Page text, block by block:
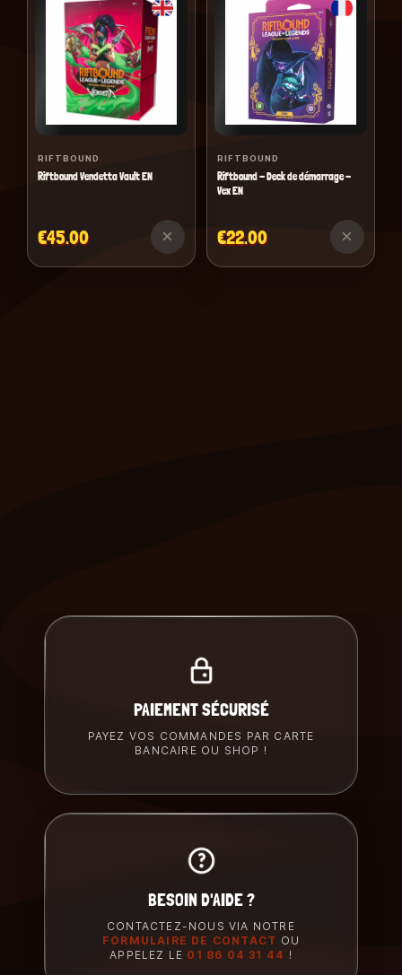
RIFTBOUND
Riftbound Vendetta Vault EN
€45.00 ×
RIFTBOUND
Riftbound - Deck de démarrage -
Vex EN
€22.00 ×
PAIEMENT SÉCURISÉ
PAYEZ VOS COMMANDES PAR CARTE
BANCAIRE OU SHOP !
BESOIN D'AIDE ?
CONTACTEZ-NOUS VIA NOTRE
FORMULAIRE DE CONTACT OU
APPELEZ LE 01 86 04 31 44 !